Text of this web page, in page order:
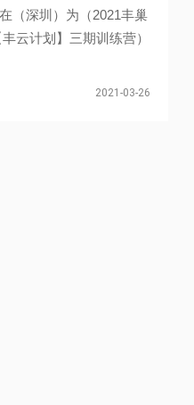
（深圳）为（2021丰巢
云计划】三期训练营）
2021-03-26